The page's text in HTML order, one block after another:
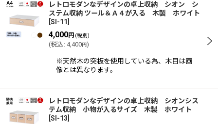
レトロモダンなデザインの卓上収納 シオン シ
ステム収納 ツール＆Ａ４が入る 木製 ホワイト
SI-11
4,000円 (税別)
(税込 : 4,400円)
※天然木の突板を使用している為、木目は画
像とは異なります。
レトロモダンなデザインの卓上収納 シオンシス
テム収納 小物が入るサイズ 木製 ホワイト
SI-13